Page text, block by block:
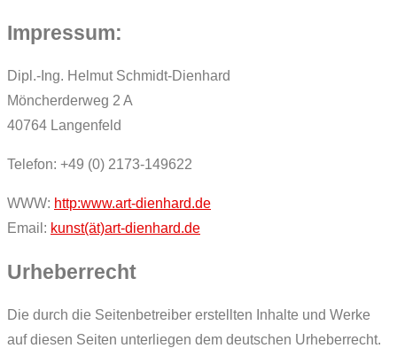
Impressum:
Dipl.-Ing. Helmut Schmidt-Dienhard
Möncherderweg 2 A
40764 Langenfeld
Telefon: +49 (0) 2173-149622
WWW: http:www.art-dienhard.de
Email: kunst(ät)art-dienhard.de
Urheberrecht
Die durch die Seitenbetreiber erstellten Inhalte und Werke
auf diesen Seiten unterliegen dem deutschen Urheberrecht.